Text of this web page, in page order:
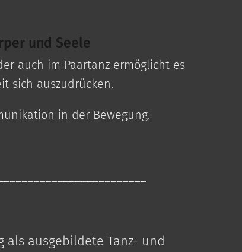
und Seele
auch im Paartanz ermöglicht es
sich auszudrücken.
in der Bewegung.
als ausgebildete Tanz- und